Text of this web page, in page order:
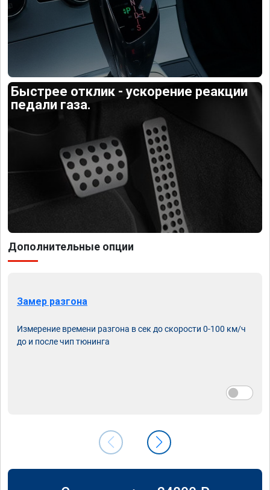
Быстрее отклик - ускорение реакции
педали газа.
Дополнительные опции
Замер разгона
Измерение времени разгона в сек до скорости 0-100 км/ч
до и после чип тюнинга